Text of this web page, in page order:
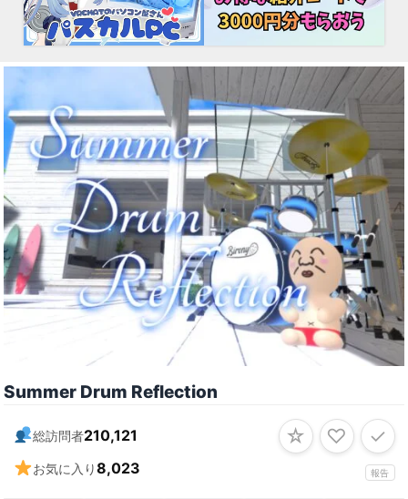
Summer Drum Reflection
総訪問者210,121
お気に入り8,023 報告
☆ ♡ ✓